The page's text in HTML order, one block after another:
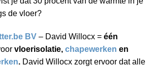
de vloer?
BV – David Willocx = één
vloerisolatie, chapewerken en
. David Willocx zorgt ervoor dat alle